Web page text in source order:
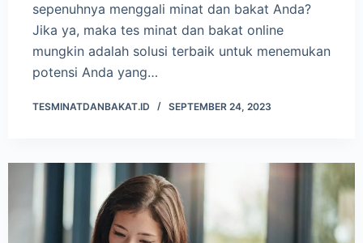
sepenuhnya menggali minat dan bakat Anda?
Jika ya, maka tes minat dan bakat online
mungkin adalah solusi terbaik untuk menemukan
potensi Anda yang…
TESMINATDANBAKAT.ID SEPTEMBER 24, 2023